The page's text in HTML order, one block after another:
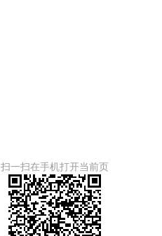
扫一扫在手机打开当前页